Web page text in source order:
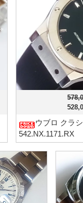
ウブロ クラ
542.NX.1171.RX